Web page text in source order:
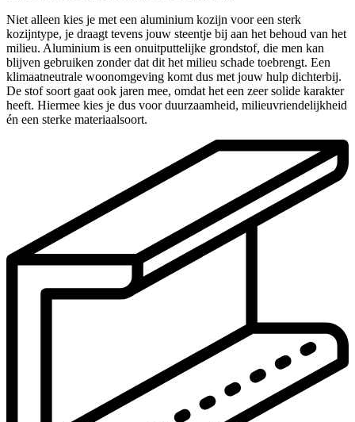
Niet alleen kies je met een aluminium kozijn voor een sterk
kozijntype, je draagt tevens jouw steentje bij aan het behoud van het
milieu. Aluminium is een onuitputtelijke grondstof, die men kan
blijven gebruiken zonder dat dit het milieu schade toebrengt. Een
klimaatneutrale woonomgeving komt dus met jouw hulp dichterbij.
De stof soort gaat ook jaren mee, omdat het een zeer solide karakter
heeft. Hiermee kies je dus voor duurzaamheid, milieuvriendelijkheid
én een sterke materiaalsoort.